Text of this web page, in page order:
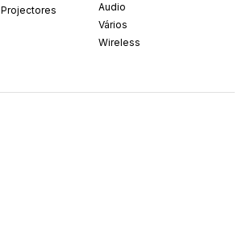
Projectores
Audio
Vários
Wireless